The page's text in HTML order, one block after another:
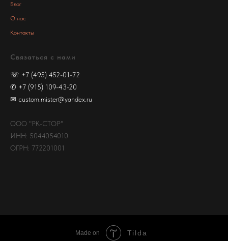
Блог
О нас
Контакты
Связаться с нами
☏ +7 (495) 452-01-72
✆ +7 (915) 109-43-20
✉ custom.mister@yandex.ru
ООО "РК-СТОР"
ИНН: 5044054010
ОГРН: 772201001
Made on Tilda